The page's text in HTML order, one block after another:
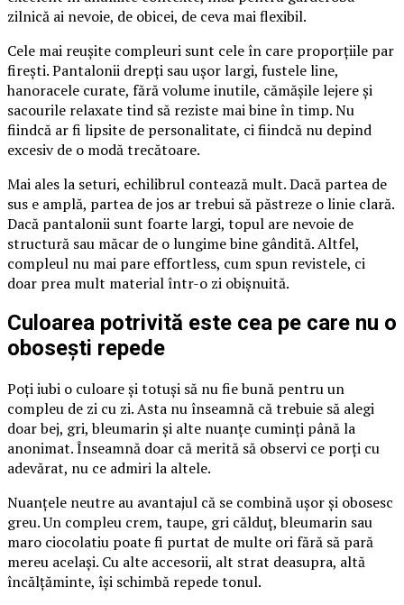
zilnică ai nevoie, de obicei, de ceva mai flexibil.
Cele mai reușite compleuri sunt cele în care proporțiile par
firești. Pantalonii drepți sau ușor largi, fustele line,
hanoracele curate, fără volume inutile, cămășile lejere și
sacourile relaxate tind să reziste mai bine în timp. Nu
fiindcă ar fi lipsite de personalitate, ci fiindcă nu depind
excesiv de o modă trecătoare.
Mai ales la seturi, echilibrul contează mult. Dacă partea de
sus e amplă, partea de jos ar trebui să păstreze o linie clară.
Dacă pantalonii sunt foarte largi, topul are nevoie de
structură sau măcar de o lungime bine gândită. Altfel,
compleul nu mai pare effortless, cum spun revistele, ci
doar prea mult material într-o zi obișnuită.
Culoarea potrivită este cea pe care nu o
obosești repede
Poți iubi o culoare și totuși să nu fie bună pentru un
compleu de zi cu zi. Asta nu înseamnă că trebuie să alegi
doar bej, gri, bleumarin și alte nuanțe cuminți până la
anonimat. Înseamnă doar că merită să observi ce porți cu
adevărat, nu ce admiri la altele.
Nuanțele neutre au avantajul că se combină ușor și obosesc
greu. Un compleu crem, taupe, gri călduț, bleumarin sau
maro ciocolatiu poate fi purtat de multe ori fără să pară
mereu același. Cu alte accesorii, alt strat deasupra, altă
încălțăminte, își schimbă repede tonul.